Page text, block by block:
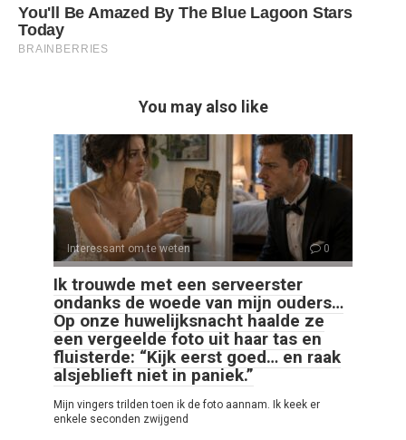
You may also like
Interessant om te weten 0
Ik trouwde met een serveerster
ondanks de woede van mijn ouders…
Op onze huwelijksnacht haalde ze
een vergeelde foto uit haar tas en
fluisterde: “Kijk eerst goed… en raak
alsjeblieft niet in paniek.”
Mijn vingers trilden toen ik de foto aannam. Ik keek er
enkele seconden zwijgend